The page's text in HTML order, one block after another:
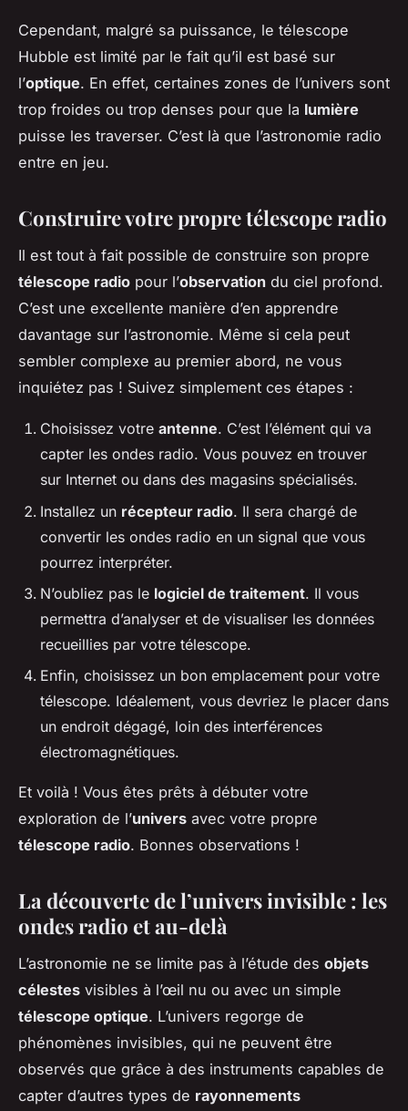
Cependant, malgré sa puissance, le télescope
Hubble est limité par le fait qu’il est basé sur
l’optique. En effet, certaines zones de l’univers sont
trop froides ou trop denses pour que la lumière
puisse les traverser. C’est là que l’astronomie radio
entre en jeu.
Construire votre propre télescope radio
Il est tout à fait possible de construire son propre
télescope radio pour l’observation du ciel profond.
C’est une excellente manière d’en apprendre
davantage sur l’astronomie. Même si cela peut
sembler complexe au premier abord, ne vous
inquiétez pas ! Suivez simplement ces étapes :
Choisissez votre antenne. C’est l’élément qui va
capter les ondes radio. Vous pouvez en trouver
sur Internet ou dans des magasins spécialisés.
Installez un récepteur radio. Il sera chargé de
convertir les ondes radio en un signal que vous
pourrez interpréter.
N’oubliez pas le logiciel de traitement. Il vous
permettra d’analyser et de visualiser les données
recueillies par votre télescope.
Enfin, choisissez un bon emplacement pour votre
télescope. Idéalement, vous devriez le placer dans
un endroit dégagé, loin des interférences
électromagnétiques.
Et voilà ! Vous êtes prêts à débuter votre
exploration de l’univers avec votre propre
télescope radio. Bonnes observations !
La découverte de l’univers invisible : les
ondes radio et au-delà
L’astronomie ne se limite pas à l’étude des objets
célestes visibles à l’œil nu ou avec un simple
télescope optique. L’univers regorge de
phénomènes invisibles, qui ne peuvent être
observés que grâce à des instruments capables de
capter d’autres types de rayonnements